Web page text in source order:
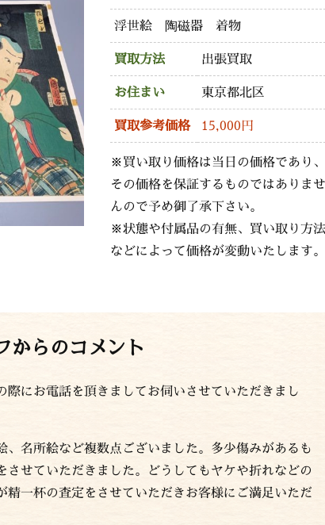
浮世絵 陶磁器 着物
買取方法
出張買取
お住まい
東京都北区
買取参考価格
15,000円
※買い取り価格は当日の価格であり、
その価格を保証するものではありませ
んので予め御了承下さい。
※状態や付属品の有無、買い取り方法
などによって価格が変動いたします。
からのコメント
にお電話を頂きましてお伺いさせていただきまし
名所絵など複数点ございました。多少傷みがあるも
せていただきました。どうしてもヤケや折れなどの
一杯の査定をさせていただきお客様にご満足いただ